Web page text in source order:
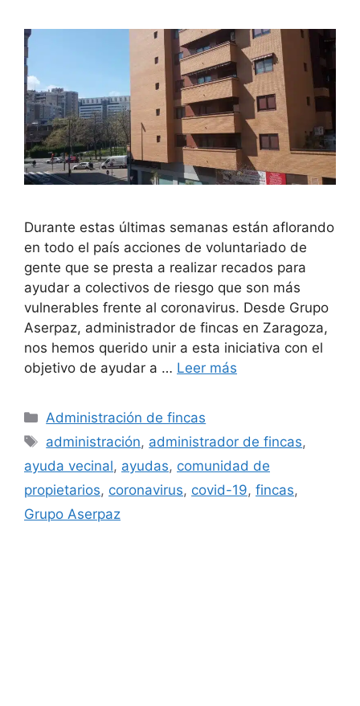
Durante estas últimas semanas están aflorando
en todo el país acciones de voluntariado de
gente que se presta a realizar recados para
ayudar a colectivos de riesgo que son más
vulnerables frente al coronavirus. Desde Grupo
Aserpaz, administrador de fincas en Zaragoza,
nos hemos querido unir a esta iniciativa con el
objetivo de ayudar a … Leer más
Administración de fincas
administración, administrador de fincas,
ayuda vecinal, ayudas, comunidad de
propietarios, coronavirus, covid-19, fincas,
Grupo Aserpaz